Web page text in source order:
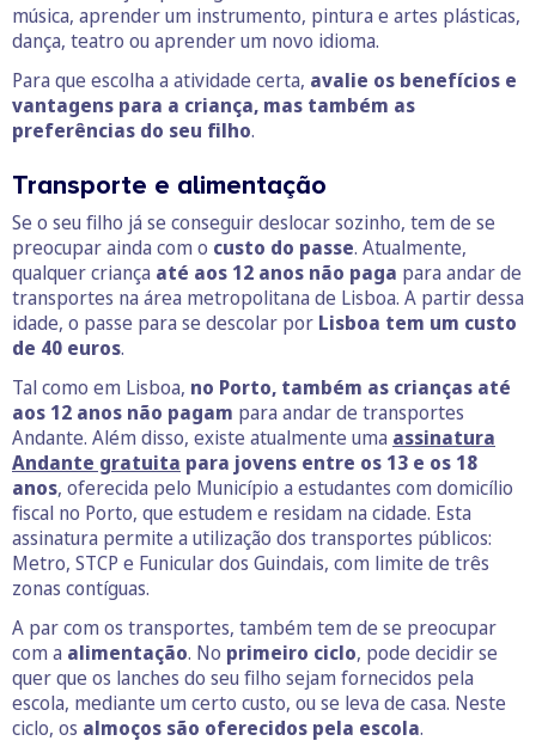
música, aprender um instrumento, pintura e artes plásticas,
dança, teatro ou aprender um novo idioma.
Para que escolha a atividade certa, avalie os benefícios e
vantagens para a criança, mas também as
preferências do seu filho.
Transporte e alimentação
Se o seu filho já se conseguir deslocar sozinho, tem de se
preocupar ainda com o custo do passe. Atualmente,
qualquer criança até aos 12 anos não paga para andar de
transportes na área metropolitana de Lisboa. A partir dessa
idade, o passe para se descolar por Lisboa tem um custo
de 40 euros.
Tal como em Lisboa, no Porto, também as crianças até
aos 12 anos não pagam para andar de transportes
Andante. Além disso, existe atualmente uma assinatura
Andante gratuita para jovens entre os 13 e os 18
anos, oferecida pelo Município a estudantes com domicílio
fiscal no Porto, que estudem e residam na cidade. Esta
assinatura permite a utilização dos transportes públicos:
Metro, STCP e Funicular dos Guindais, com limite de três
zonas contíguas.
A par com os transportes, também tem de se preocupar
com a alimentação. No primeiro ciclo, pode decidir se
quer que os lanches do seu filho sejam fornecidos pela
escola, mediante um certo custo, ou se leva de casa. Neste
ciclo, os almoços são oferecidos pela escola.